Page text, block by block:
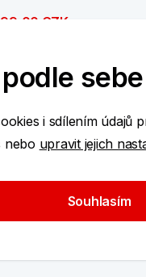
-99,00 CZK
sebe
i sdílením údajů
nebo upravit jejich
Souhlasím